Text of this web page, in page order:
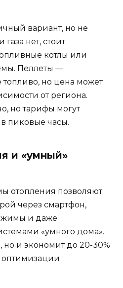
вариант, но не
газа нет, стоит
котлы или
Пеллеты —
топливо, но цена может
от региона.
но тарифы могут
в пиковые часы.
и «умный»
отопления позволяют
через смартфон,
и даже
«умного дома».
но и экономит до 20-30%
оптимизации